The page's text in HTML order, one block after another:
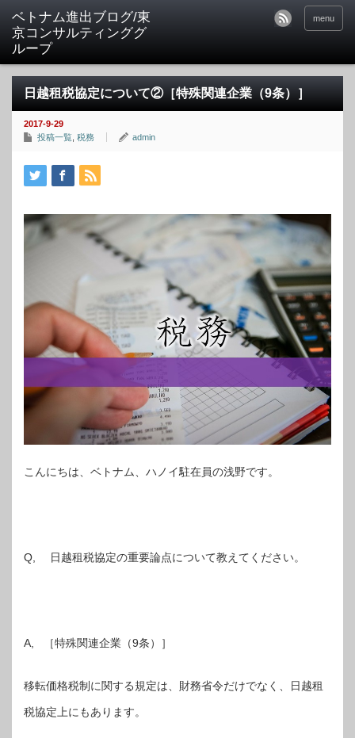
ベトナム進出ブログ/東
京コンサルティンググ
ループ
menu
日越租税協定について②［特殊関連企業（9条）］
2017-9-29
投稿一覧 税務 admin
こんにちは、ベトナム、ハノイ駐在員の浅野です。
Q, 日越租税協定の重要論点について教えてください。
A, ［特殊関連企業（9条）］
移転価格税制に関する規定は、財務省令だけでなく、日越租
税協定上にもあります。